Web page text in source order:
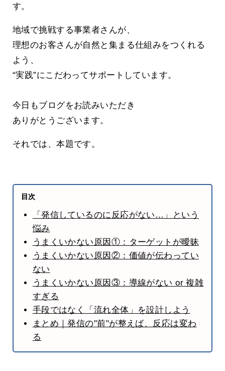
す。
地域で挑戦する事業者さんが、
理想のお客さんが自然と集まる仕組みをつくれる
よう、
“実践”にこだわってサポートしています。
今日もブログをお読みいただき
ありがとうございます。
それでは、本題です。
目次
「発信しているのに反応がない…」という
悩み
うまくいかない原因①：ターゲットが曖昧
うまくいかない原因②：価値が伝わってい
ない
うまくいかない原因③：導線がない or 複雑
すぎる
手段ではなく「流れ全体」を設計しよう
まとめ｜発信の"前"が整えば、反応は変わ
る